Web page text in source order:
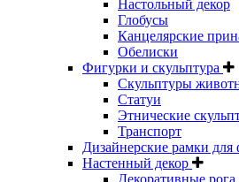
Настольный декор
Глобусы
Канцелярские
Обелиски
Фигурки и скульптура
Скульптуры
Статуи
Этнические
Транспорт
Дизайнерские рамки для
Настенный декор
Декоративные рога